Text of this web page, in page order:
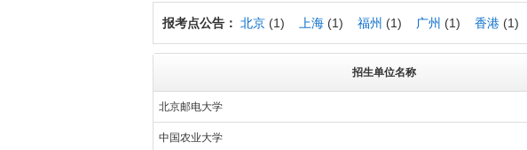
报考点公告： 北京 (1) 上海 (1) 福州 (1) 广州 (1) 香港 (1)
招生单位名称
北京邮电大学
中国农业大学